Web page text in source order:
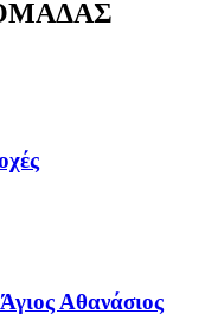
Αθανάσιος